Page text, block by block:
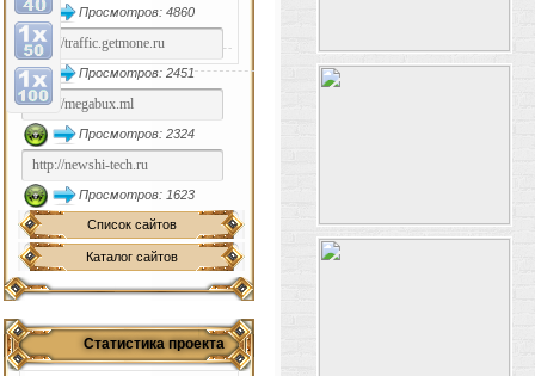
Просмотров: 4860
Просмотров: 2451
Просмотров: 2324
Просмотров: 1623
Список сайтов
Каталог сайтов
Статистика проекта